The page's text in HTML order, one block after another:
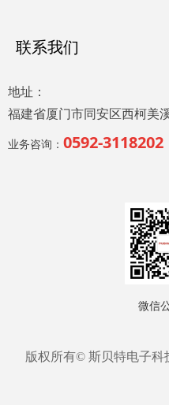
微信
地址：
福建省厦门市同安区西柯美
业务咨询： 0592-
联系我们
版权所有© 斯贝特电子科